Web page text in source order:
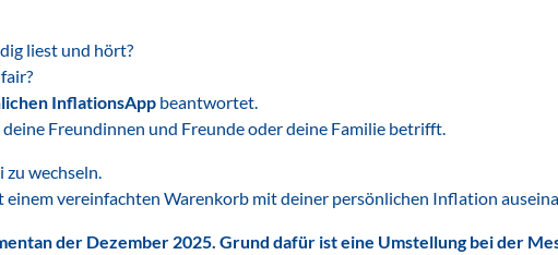
liest und hört?
InflationsApp beantwortet.
Freundinnen und Freunde oder deine Familie betrifft.
wechseln.
vereinfachten Warenkorb mit deiner persönlichen Inflation
der Dezember 2025. Grund dafür ist eine Umstellung bei der